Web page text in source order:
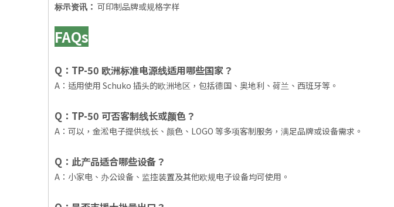
标示资讯： 可印制品牌或规格字样
FAQs
Q：TP-50 欧洲标准电源线适用哪些国家？
A：适用使用 Schuko 插头的欧洲地区，包括德国、奥地利、荷兰、西班牙等。
Q：TP-50 可否客制线长或颜色？
A：可以，金淞电子提供线长、颜色、LOGO 等多项客制服务，满足品牌或设备需求。
Q：此产品适合哪些设备？
A：小家电、办公设备、监控装置及其他欧规电子设备均可使用。